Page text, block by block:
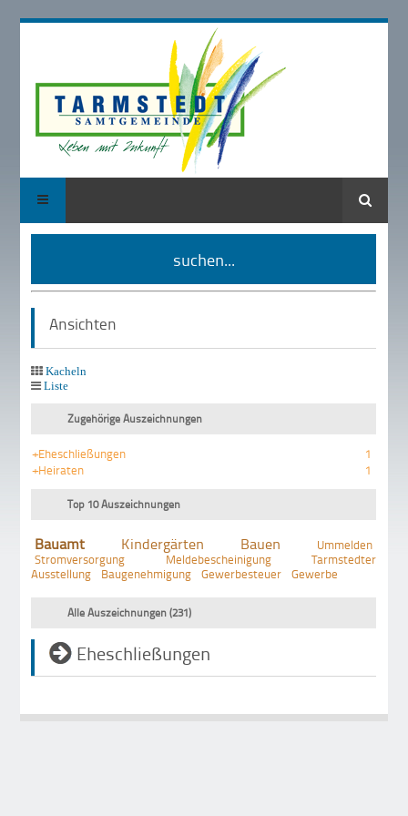
Suche
suchen...
Ansichten
Kacheln
Liste
Zugehörige Auszeichnungen
+Eheschließungen
1
+Heiraten
1
Top 10 Auszeichnungen
Bauamt Kindergärten Bauen
Ummelden
Stromversorgung
Meldebescheinigung
Tarmstedter
Ausstellung
Baugenehmigung Gewerbesteuer Gewerbe
Alle Auszeichnungen (231)
Eheschließungen